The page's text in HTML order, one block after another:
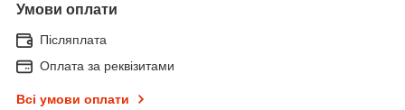
Умови оплати
Післяплата
Оплата за реквізитами
Всі умови оплати